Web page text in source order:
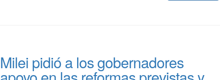
Milei pidió a los gobernadores